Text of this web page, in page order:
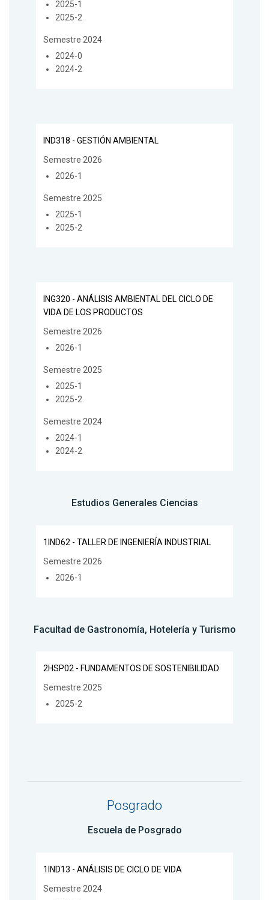
2025-1
2025-2
Semestre 2024
2024-0
2024-2
IND318 - GESTIÓN AMBIENTAL
Semestre 2026
2026-1
Semestre 2025
2025-1
2025-2
ING320 - ANÁLISIS AMBIENTAL DEL CICLO DE
VIDA DE LOS PRODUCTOS
Semestre 2026
2026-1
Semestre 2025
2025-1
2025-2
Semestre 2024
2024-1
2024-2
Estudios Generales Ciencias
1IND62 - TALLER DE INGENIERÍA INDUSTRIAL
Semestre 2026
2026-1
Facultad de Gastronomía, Hotelería y Turismo
2HSP02 - FUNDAMENTOS DE SOSTENIBILIDAD
Semestre 2025
2025-2
Posgrado
Escuela de Posgrado
1IND13 - ANÁLISIS DE CICLO DE VIDA
Semestre 2024